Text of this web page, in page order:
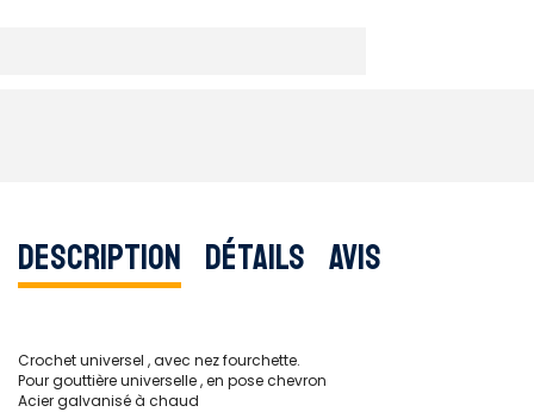
Description Détails Avis
Crochet universel , avec nez fourchette.
Pour gouttière universelle , en pose chevron
Acier galvanisé à chaud